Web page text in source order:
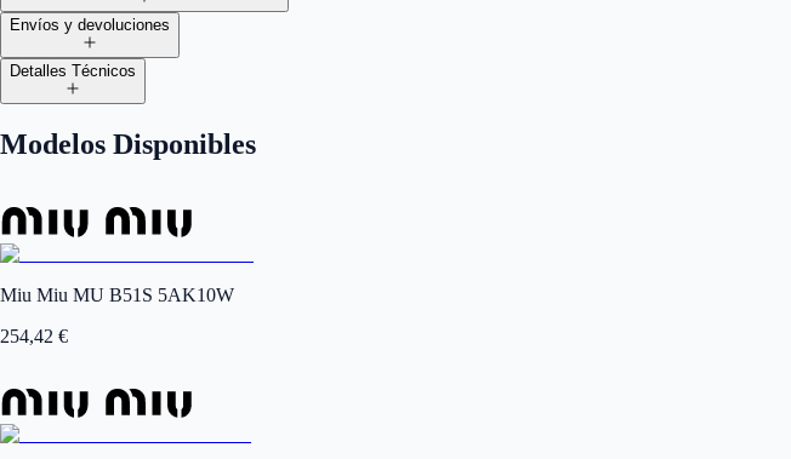
Envíos y devoluciones
Detalles Técnicos
Modelos Disponibles
Miu Miu MU B51S 5AK10W
254,42 €